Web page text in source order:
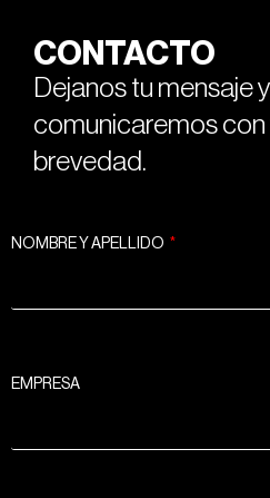
CONTACTO
Dejanos tu mensaje
comunicaremos con
brevedad.
NOMBRE Y APELLIDO
EMPRESA